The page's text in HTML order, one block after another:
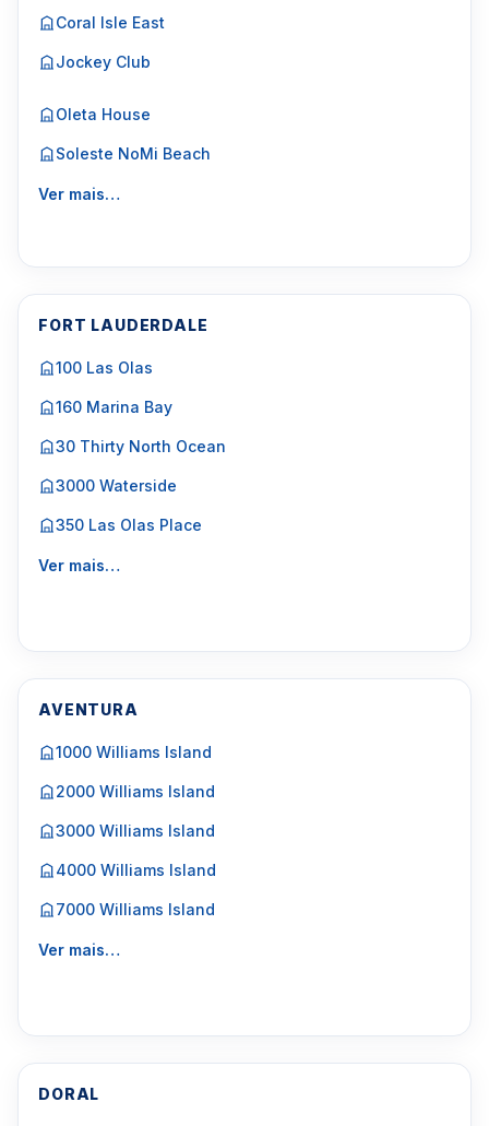
Coral Isle East
Jockey Club
Oleta House
Soleste NoMi Beach
Ver mais…
FORT LAUDERDALE
100 Las Olas
160 Marina Bay
30 Thirty North Ocean
3000 Waterside
350 Las Olas Place
Ver mais…
AVENTURA
1000 Williams Island
2000 Williams Island
3000 Williams Island
4000 Williams Island
7000 Williams Island
Ver mais…
DORAL